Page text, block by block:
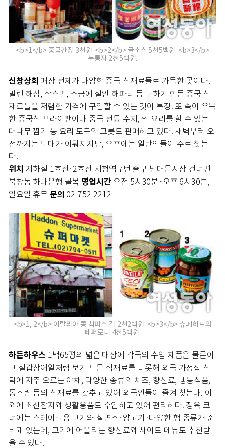
<b>1</b> 중국간장 3천원. <b>2</b> 굴소스 5천5백원. <b>3</b>
누룽지 2천5백원.
신창상회 매장 전체가 다양한 중국 식재료들로 가득한 곳이다.
말린 해삼, 삭스핀, 소금에 절인 해파리 등 구하기 힘든 중국 식
재료들을 저렴한 가격에 구입할 수 있는 것이 특징. 또 속이 우묵
한 중국식 프라이팬이나 중국 전통 수저, 찜 요리를 할 수 있는
대나무 찜기 등 요리 도구와 그릇도 판매하고 있다. 새벽부터 오
전까지는 도매가 이뤄지지만, 오후에는 일반인들이 주로 찾는
다.
위치 지하철 1호선·2호선 시청역 7번 출구 남대문시장 건너편
북창동 하나은행 골목 영업시간 오전 5시30분~오후 6시30분,
일요일 휴무 문의 02-752-2212
<b>1, 2</b> 이탈리아 콩 칙피스 각 2천2백원. <b>3</b> 슈페히트의
페퍼로니 4천5백원.
하든하우스 1백65평의 넓은 매장에 각국의 수입 제품은 물론이
고 철갑상어알처럼 보기 드문 식재료를 비롯해 외국 가정집 식
탁에 자주 오르는 야채, 다양한 종류의 치즈, 향신료, 냉동식품,
통조림 등의 식재료를 갖추고 있어 외국인들이 즐겨 찾는다. 이
외에 최신잡지와 생활용품도 수입하고 있어 편리하다. 정육 코
너에는 스테이크용 고기와 칠면조·양고기·다양한 햄 종류가 준
비돼 있는데, 고기에 어울리는 향신료와 사이드 메뉴도 추천받
을 수 있다.